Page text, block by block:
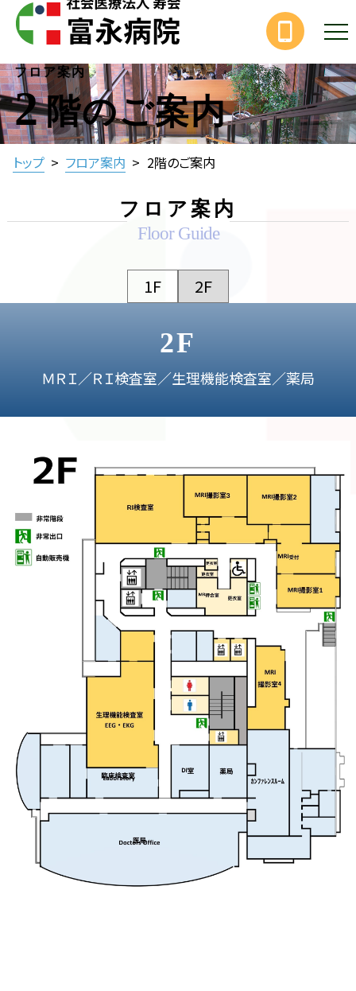
フロア案内
2階のご案内
トップ > フロア案内 > 2階のご案内
フロア案内
Floor Guide
1F 2F
2F
ＭＲＩ／ＲＩ検査室／生理機能検査室／薬局